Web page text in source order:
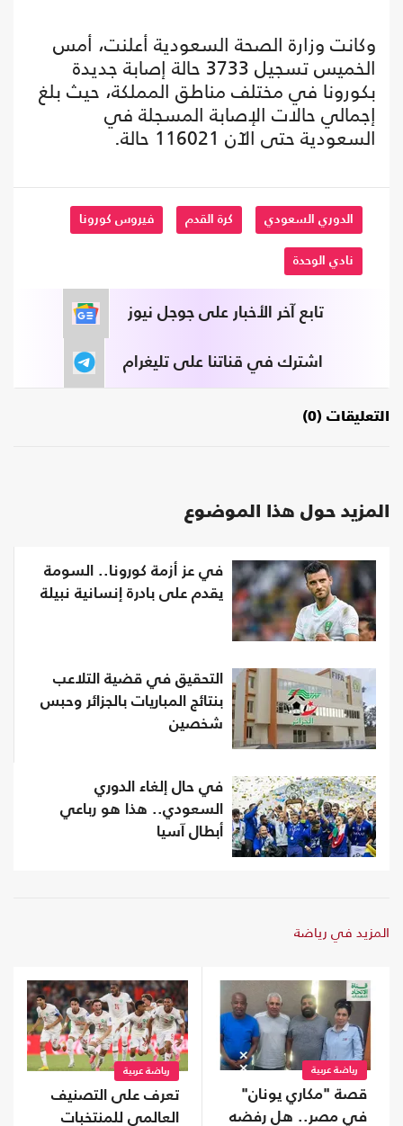
وكانت وزارة الصحة السعودية أعلنت، أمس
الخميس تسجيل 3733 حالة إصابة جديدة
بكورونا في مختلف مناطق المملكة، حيث بلغ
إجمالي حالات الإصابة المسجلة في
السعودية حتى الآن 116021 حالة.
الدوري السعودي كرة القدم فيروس كورونا
نادي الوحدة
تابع آخر الأخبار على جوجل نيوز
اشترك في قناتنا على تليغرام
التعليقات (0)
المزيد حول هذا الموضوع
في عز أزمة كورونا.. السومة
يقدم على بادرة إنسانية نبيلة
التحقيق في قضية التلاعب
بنتائج المباريات بالجزائر وحبس
شخصين
في حال إلغاء الدوري
السعودي.. هذا هو رباعي
أبطال آسيا
المزيد في رياضة
رياضة عربية
قصة "مكاري يونان"
في مصر.. هل رفضه
رياضة عربية
تعرف على التصنيف
العالمي للمنتخبات